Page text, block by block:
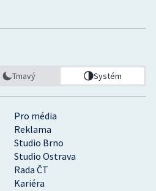
Pro média
Reklama
Studio Brno
Studio Ostrava
Rada ČT
Kariéra
Tmavý Systém